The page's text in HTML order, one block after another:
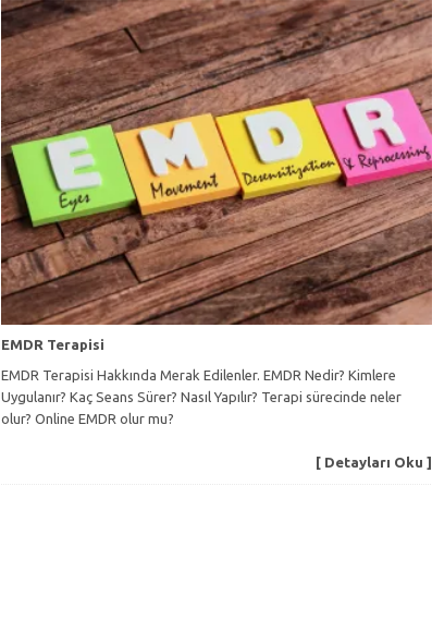
EMDR Terapisi
EMDR Terapisi Hakkında Merak Edilenler. EMDR Nedir? Kimlere
Uygulanır? Kaç Seans Sürer? Nasıl Yapılır? Terapi sürecinde neler
olur? Online EMDR olur mu?
[ Detayları Oku ]